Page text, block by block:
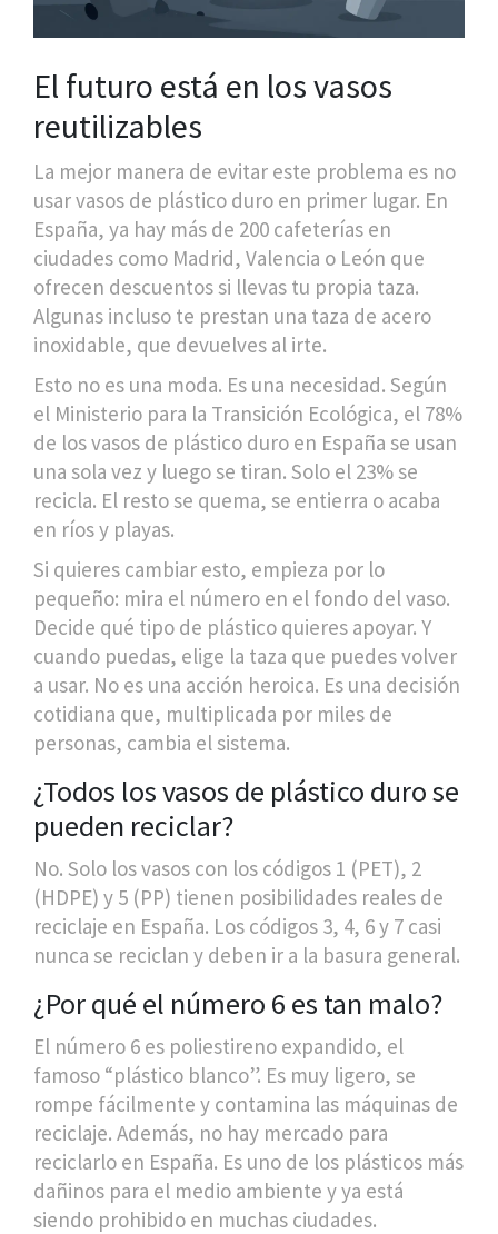
El futuro está en los vasos
reutilizables
La mejor manera de evitar este problema es no
usar vasos de plástico duro en primer lugar. En
España, ya hay más de 200 cafeterías en
ciudades como Madrid, Valencia o León que
ofrecen descuentos si llevas tu propia taza.
Algunas incluso te prestan una taza de acero
inoxidable, que devuelves al irte.
Esto no es una moda. Es una necesidad. Según
el Ministerio para la Transición Ecológica, el 78%
de los vasos de plástico duro en España se usan
una sola vez y luego se tiran. Solo el 23% se
recicla. El resto se quema, se entierra o acaba
en ríos y playas.
Si quieres cambiar esto, empieza por lo
pequeño: mira el número en el fondo del vaso.
Decide qué tipo de plástico quieres apoyar. Y
cuando puedas, elige la taza que puedes volver
a usar. No es una acción heroica. Es una decisión
cotidiana que, multiplicada por miles de
personas, cambia el sistema.
¿Todos los vasos de plástico duro se
pueden reciclar?
No. Solo los vasos con los códigos 1 (PET), 2
(HDPE) y 5 (PP) tienen posibilidades reales de
reciclaje en España. Los códigos 3, 4, 6 y 7 casi
nunca se reciclan y deben ir a la basura general.
¿Por qué el número 6 es tan malo?
El número 6 es poliestireno expandido, el
famoso “plástico blanco”. Es muy ligero, se
rompe fácilmente y contamina las máquinas de
reciclaje. Además, no hay mercado para
reciclarlo en España. Es uno de los plásticos más
dañinos para el medio ambiente y ya está
siendo prohibido en muchas ciudades.